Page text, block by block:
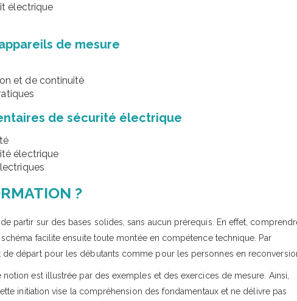
électrique
de mesure
et de continuité
de sécurité électrique
électrique
?
partir sur des bases solides, sans aucun prérequis. En effet,
facilite ensuite toute montée en compétence technique. Par
départ pour les débutants comme pour les personnes en
est illustrée par des exemples et des exercices de mesure. Ainsi,
initiation vise la compréhension des fondamentaux et ne délivre pas